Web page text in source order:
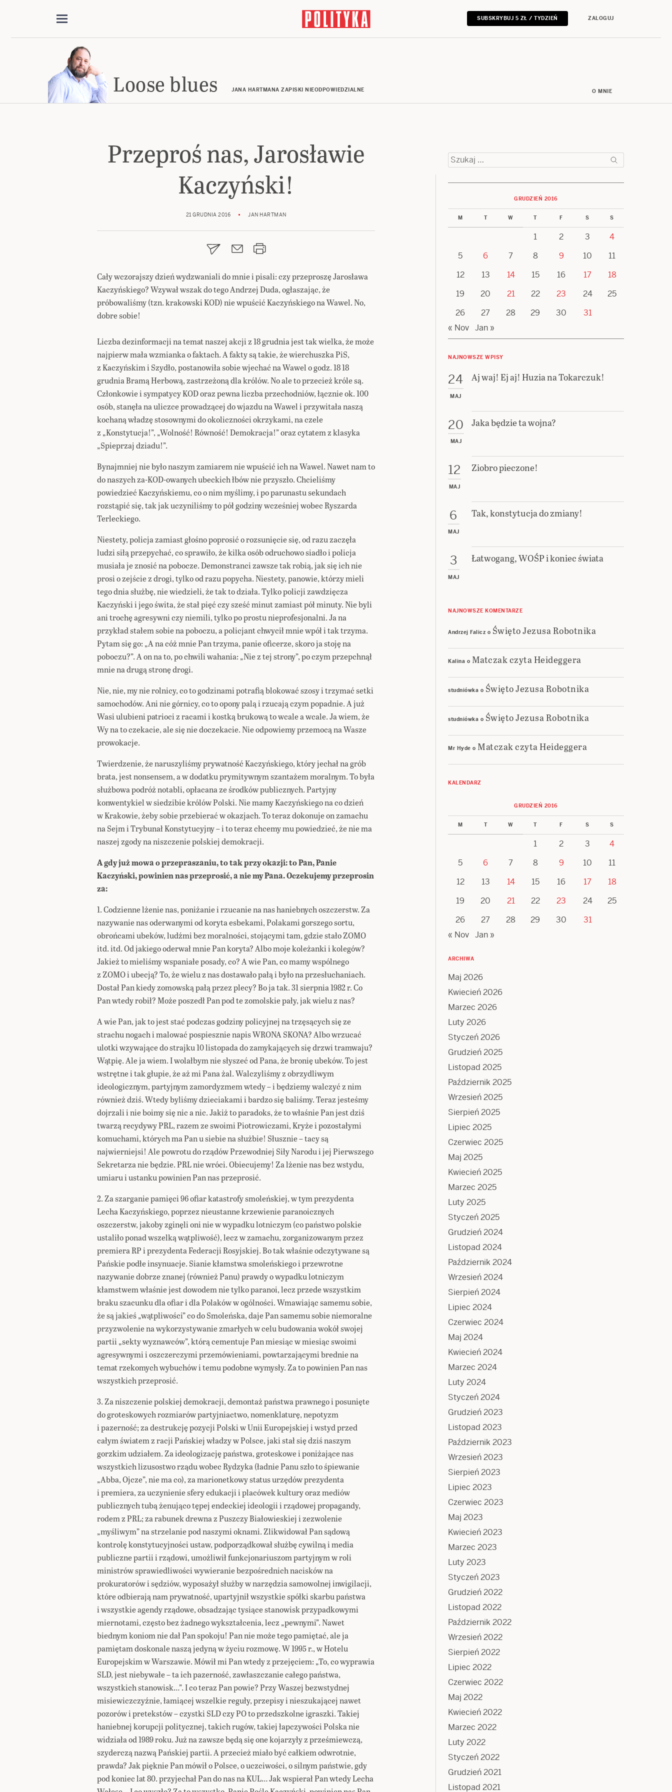
SUBSKRYBUJ 5 ZŁ / TYDZIEŃ ZALOGUJ
Loose blues JANA HARTMANA ZAPISKI NIEODPOWIEDZIALNE O MNIE
Przeproś nas, Jarosławie
Kaczyński!
21 GRUDNIA 2016 JAN HARTMAN
Cały wczorajszy dzień wydzwaniali do mnie i pisali: czy przeproszę Jarosława
Kaczyńskiego? Wzywał wszak do tego Andrzej Duda, ogłaszając, że
próbowaliśmy (tzn. krakowski KOD) nie wpuścić Kaczyńskiego na Wawel. No,
dobre sobie!
Liczba dezinformacji na temat naszej akcji z 18 grudnia jest tak wielka, że może
najpierw mała wzmianka o faktach. A fakty są takie, że wierchuszka PiS,
z Kaczyńskim i Szydło, postanowiła sobie wjechać na Wawel o godz. 18 18
grudnia Bramą Herbową, zastrzeżoną dla królów. No ale to przecież króle są.
Członkowie i sympatycy KOD oraz pewna liczba przechodniów, łącznie ok. 100
osób, stanęła na uliczce prowadzącej do wjazdu na Wawel i przywitała naszą
kochaną władzę stosownymi do okoliczności okrzykami, na czele
z „Konstytucja!”, „Wolność! Równość! Demokracja!” oraz cytatem z klasyka
„Spieprzaj dziadu!”.
Bynajmniej nie było naszym zamiarem nie wpuścić ich na Wawel. Nawet nam to
do naszych za-KOD-owanych ubeckich łbów nie przyszło. Chcieliśmy
powiedzieć Kaczyńskiemu, co o nim myślimy, i po parunastu sekundach
rozstąpić się, tak jak uczyniliśmy to pół godziny wcześniej wobec Ryszarda
Terleckiego.
Niestety, policja zamiast głośno poprosić o rozsunięcie się, od razu zaczęła
ludzi siłą przepychać, co sprawiło, że kilka osób odruchowo siadło i policja
musiała je znosić na pobocze. Demonstranci zawsze tak robią, jak się ich nie
prosi o zejście z drogi, tylko od razu popycha. Niestety, panowie, którzy mieli
tego dnia służbę, nie wiedzieli, że tak to działa. Tylko policji zawdzięcza
Kaczyński i jego świta, że stał pięć czy sześć minut zamiast pół minuty. Nie byli
ani trochę agresywni czy niemili, tylko po prostu nieprofesjonalni. Ja na
przykład stałem sobie na poboczu, a policjant chwycił mnie wpół i tak trzyma.
Pytam się go: „A na cóż mnie Pan trzyma, panie oficerze, skoro ja stoję na
poboczu?”. A on na to, po chwili wahania: „Nie z tej strony”, po czym przepchnął
mnie na drugą stronę drogi.
Nie, nie, my nie rolnicy, co to godzinami potrafią blokować szosy i trzymać setki
samochodów. Ani nie górnicy, co to opony palą i rzucają czym popadnie. A już
Wasi ulubieni patrioci z racami i kostką brukową to wcale a wcale. Ja wiem, że
Wy na to czekacie, ale się nie doczekacie. Nie odpowiemy przemocą na Wasze
prowokacje.
Twierdzenie, że naruszyliśmy prywatność Kaczyńskiego, który jechał na grób
brata, jest nonsensem, a w dodatku prymitywnym szantażem moralnym. To była
służbowa podróż notabli, opłacana ze środków publicznych. Partyjny
konwentykiel w siedzibie królów Polski. Nie mamy Kaczyńskiego na co dzień
w Krakowie, żeby sobie przebierać w okazjach. To teraz dokonuje on zamachu
na Sejm i Trybunał Konstytucyjny – i to teraz chcemy mu powiedzieć, że nie ma
naszej zgody na niszczenie polskiej demokracji.
A gdy już mowa o przepraszaniu, to tak przy okazji: to Pan, Panie
Kaczyński, powinien nas przeprosić, a nie my Pana. Oczekujemy przeprosin
za:
1. Codzienne lżenie nas, poniżanie i rzucanie na nas haniebnych oszczerstw. Za
nazywanie nas oderwanymi od koryta esbekami, Polakami gorszego sortu,
obrońcami ubeków, ludźmi bez moralności, stojącymi tam, gdzie stało ZOMO
itd. itd. Od jakiego oderwał mnie Pan koryta? Albo moje koleżanki i kolegów?
Jakież to mieliśmy wspaniałe posady, co? A wie Pan, co mamy wspólnego
z ZOMO i ubecją? To, że wielu z nas dostawało pałą i było na przesłuchaniach.
Dostał Pan kiedy zomowską pałą przez plecy? Bo ja tak. 31 sierpnia 1982 r. Co
Pan wtedy robił? Może poszedł Pan pod te zomolskie pały, jak wielu z nas?
A wie Pan, jak to jest stać podczas godziny policyjnej na trzęsących się ze
strachu nogach i malować pospiesznie napis WRONA SKONA? Albo wrzucać
ulotki wzywające do strajku 10 listopada do zamykających się drzwi tramwaju?
Wątpię. Ale ja wiem. I wolałbym nie słyszeć od Pana, że bronię ubeków. To jest
wstrętne i tak głupie, że aż mi Pana żal. Walczyliśmy z obrzydliwym
ideologicznym, partyjnym zamordyzmem wtedy – i będziemy walczyć z nim
również dziś. Wtedy byliśmy dzieciakami i bardzo się baliśmy. Teraz jesteśmy
dojrzali i nie boimy się nic a nic. Jakiż to paradoks, że to właśnie Pan jest dziś
twarzą recydywy PRL, razem ze swoimi Piotrowiczami, Kryże i pozostałymi
komuchami, których ma Pan u siebie na służbie! Słusznie – tacy są
najwierniejsi! Ale powrotu do rządów Przewodniej Siły Narodu i jej Pierwszego
Sekretarza nie będzie. PRL nie wróci. Obiecujemy! Za lżenie nas bez wstydu,
umiaru i ustanku powinien Pan nas przeprosić.
2. Za szarganie pamięci 96 ofiar katastrofy smoleńskiej, w tym prezydenta
Lecha Kaczyńskiego, poprzez nieustanne krzewienie paranoicznych
oszczerstw, jakoby zginęli oni nie w wypadku lotniczym (co państwo polskie
ustaliło ponad wszelką wątpliwość), lecz w zamachu, zorganizowanym przez
premiera RP i prezydenta Federacji Rosyjskiej. Bo tak właśnie odczytywane są
Pańskie podłe insynuacje. Sianie kłamstwa smoleńskiego i przewrotne
nazywanie dobrze znanej (również Panu) prawdy o wypadku lotniczym
kłamstwem właśnie jest dowodem nie tylko paranoi, lecz przede wszystkim
braku szacunku dla ofiar i dla Polaków w ogólności. Wmawiając samemu sobie,
że są jakieś „wątpliwości” co do Smoleńska, daje Pan samemu sobie niemoralne
przyzwolenie na wykorzystywanie zmarłych w celu budowania wokół swojej
partii „sekty wyznawców”, którą cementuje Pan miesiąc w miesiąc swoimi
agresywnymi i oszczerczymi przemówieniami, powtarzającymi brednie na
temat rzekomych wybuchów i temu podobne wymysły. Za to powinien Pan nas
wszystkich przeprosić.
3. Za niszczenie polskiej demokracji, demontaż państwa prawnego i posunięte
do groteskowych rozmiarów partyjniactwo, nomenklaturę, nepotyzm
i pazerność; za destrukcję pozycji Polski w Unii Europejskiej i wstyd przed
całym światem z racji Pańskiej władzy w Polsce, jaki stał się dziś naszym
gorzkim udziałem. Za ideologizację państwa, groteskowe i poniżające nas
wszystkich lizusostwo rządu wobec Rydzyka (ładnie Panu szło to śpiewanie
„Abba, Ojcze”, nie ma co), za marionetkowy status urzędów prezydenta
i premiera, za uczynienie sfery edukacji i placówek kultury oraz mediów
publicznych tubą żenująco tępej endeckiej ideologii i rządowej propagandy,
rodem z PRL; za rabunek drewna z Puszczy Białowieskiej i zezwolenie
„myśliwym” na strzelanie pod naszymi oknami. Zlikwidował Pan sądową
kontrolę konstytucyjności ustaw, podporządkował służbę cywilną i media
publiczne partii i rządowi, umożliwił funkcjonariuszom partyjnym w roli
ministrów sprawiedliwości wywieranie bezpośrednich nacisków na
prokuratorów i sędziów, wyposażył służby w narzędzia samowolnej inwigilacji,
które odbierają nam prywatność, upartyjnił wszystkie spółki skarbu państwa
i wszystkie agendy rządowe, obsadzając tysiące stanowisk przypadkowymi
miernotami, często bez żadnego wykształcenia, lecz „pewnymi”. Nawet
biednym koniom nie dał Pan spokoju! Pan nie może tego pamiętać, ale ja
pamiętam doskonale naszą jedyną w życiu rozmowę. W 1995 r., w Hotelu
Europejskim w Warszawie. Mówił mi Pan wtedy z przejęciem: „To, co wyprawia
SLD, jest niebywałe – ta ich pazerność, zawłaszczanie całego państwa,
wszystkich stanowisk…”. I co teraz Pan powie? Przy Waszej bezwstydnej
misiewiczczyźnie, łamiącej wszelkie reguły, przepisy i nieszukającej nawet
pozorów i pretekstów – czystki SLD czy PO to przedszkolne igraszki. Takiej
haniebnej korupcji politycznej, takich rugów, takiej łapczywości Polska nie
widziała od 1989 roku. Już na zawsze będą się one kojarzyły z prześmiewczą,
szyderczą nazwą Pańskiej partii. A przecież miało być całkiem odwrotnie,
prawda? Jak pięknie Pan mówił o Polsce, o uczciwości, o silnym państwie, gdy
pod koniec lat 80. przyjechał Pan do nas na KUL… Jak wspierał Pan wtedy Lecha
Szukaj:
GRUDZIEŃ 2016
M T W T F S S
1 2 3
4
5
6 7 8 9 10
11
12
13 14 15 16 17
18
19
20 21 22 23 24
25
26
27 28 29 30
31
« Nov Jan »
NAJNOWSZE WPISY
24
MAJ
Aj waj! Ej aj! Huzia na Tokarczuk!
20
MAJ
Jaka będzie ta wojna?
12
MAJ
Ziobro pieczone!
6
MAJ
Tak, konstytucja do zmiany!
3
MAJ
Łatwogang, WOŚP i koniec świata
NAJNOWSZE KOMENTARZE
Andrzej Falicz o Święto Jezusa Robotnika
Kalina o Matczak czyta Heideggera
studniówka o Święto Jezusa Robotnika
studniówka o Święto Jezusa Robotnika
Mr Hyde o Matczak czyta Heideggera
KALENDARZ
GRUDZIEŃ 2016
M T W T F S S
1 2 3
4
5
6 7 8 9 10
11
12
13 14 15 16 17
18
19
20 21 22 23 24
25
26
27 28 29 30
31
« Nov Jan »
ARCHIWA
Maj 2026
Kwiecień 2026
Marzec 2026
Luty 2026
Styczeń 2026
Grudzień 2025
Listopad 2025
Październik 2025
Wrzesień 2025
Sierpień 2025
Lipiec 2025
Czerwiec 2025
Maj 2025
Kwiecień 2025
Marzec 2025
Luty 2025
Styczeń 2025
Grudzień 2024
Listopad 2024
Październik 2024
Wrzesień 2024
Sierpień 2024
Lipiec 2024
Czerwiec 2024
Maj 2024
Kwiecień 2024
Marzec 2024
Luty 2024
Styczeń 2024
Grudzień 2023
Listopad 2023
Październik 2023
Wrzesień 2023
Sierpień 2023
Lipiec 2023
Czerwiec 2023
Maj 2023
Kwiecień 2023
Marzec 2023
Luty 2023
Styczeń 2023
Grudzień 2022
Listopad 2022
Październik 2022
Wrzesień 2022
Sierpień 2022
Lipiec 2022
Czerwiec 2022
Maj 2022
Kwiecień 2022
Marzec 2022
Luty 2022
Styczeń 2022
Grudzień 2021
Listopad 2021